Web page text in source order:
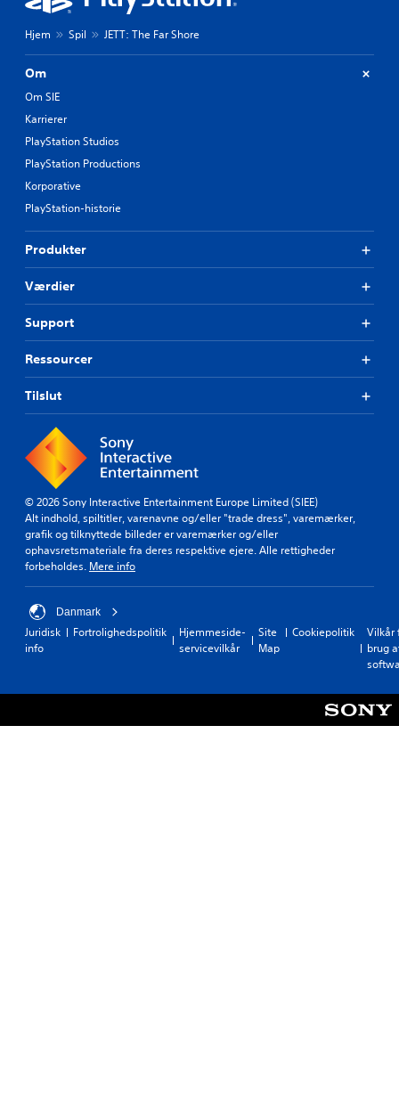
Hjem Spil JETT: The Far Shore
Om
Om SIE
Karrierer
PlayStation Studios
PlayStation Productions
Korporative
PlayStation-historie
Produkter
Værdier
Support
Ressourcer
Tilslut
© 2026 Sony Interactive Entertainment Europe Limited (SIEE)
Alt indhold, spiltitler, varenavne og/eller "trade dress", varemærker,
grafik og tilknyttede billeder er varemærker og/eller
ophavsretsmateriale fra deres respektive ejere. Alle rettigheder
forbeholdes. Mere info
Danmark
Juridisk
info
Fortrolighedspolitik
Hjemmeside-
servicevilkår
Site
Map
Cookiepolitik
Vilkår
brug